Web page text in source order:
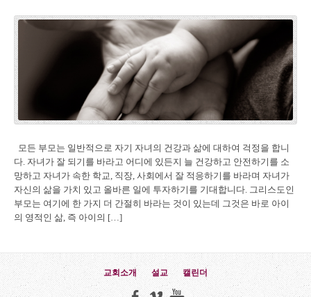
모든 부모는 일반적으로 자기 자녀의 건강과 삶에 대하여 걱정을 합니
다. 자녀가 잘 되기를 바라고 어디에 있든지 늘 건강하고 안전하기를 소
망하고 자녀가 속한 학교, 직장, 사회에서 잘 적응하기를 바라며 자녀가
자신의 삶을 가치 있고 올바른 일에 투자하기를 기대합니다. 그리스도인
부모는 여기에 한 가지 더 간절히 바라는 것이 있는데 그것은 바로 아이
의 영적인 삶, 즉 아이의 […]
교회소개 설교 캘린더